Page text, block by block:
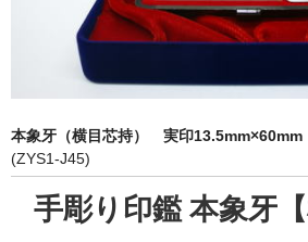
印鑑の書体
象牙印鑑の種類
お客様の声
ご利用案内
本象牙（横目芯持） 実印13.5mm×60mm
(ZYS1-J45)
手彫り印鑑 本象牙【